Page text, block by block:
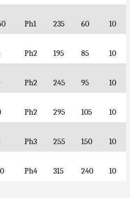
Ph1 235 60 10
Ph2 195 85 10
Ph2 245 95 10
Ph2 295 105 10
Ph3 255 150 10
Ph4 315 240 10